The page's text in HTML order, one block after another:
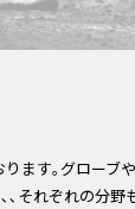
ます｡グローブ
それぞれの分野